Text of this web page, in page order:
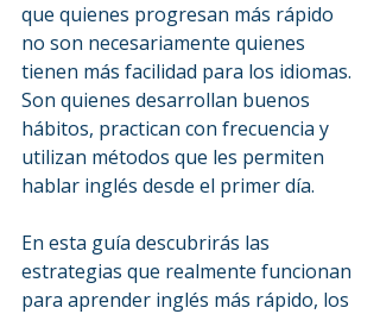
que quienes progresan más rápido
no son necesariamente quienes
tienen más facilidad para los idiomas.
Son quienes desarrollan buenos
hábitos, practican con frecuencia y
utilizan métodos que les permiten
hablar inglés desde el primer día.
En esta guía descubrirás las
estrategias que realmente funcionan
para aprender inglés más rápido, los